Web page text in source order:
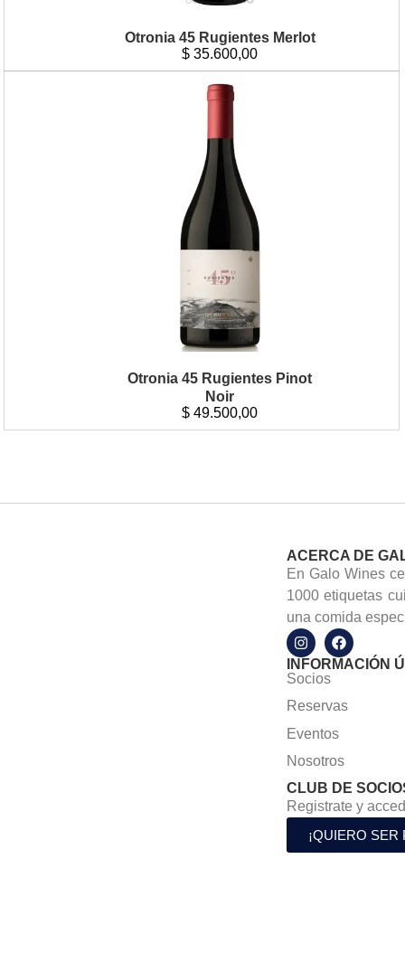
Otronia 45 Rugientes Merlot
$ 35.600,00
Otronia 45 Rugientes Pinot
Noir
$ 49.500,00
ACERCA DE
En Galo Wines
1000 etiquetas
una comida
INFORMACIÓN
Socios
Reservas
Eventos
Nosotros
CLUB DE
Registrate y
¡QUIERO SER